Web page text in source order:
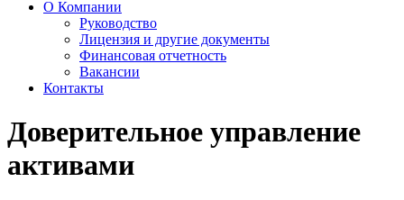
О Компании
Руководство
Лицензия и другие документы
Финансовая отчетность
Вакансии
Контакты
Доверительное управление
активами